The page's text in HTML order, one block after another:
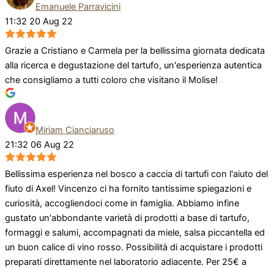
Emanuele Parravicini
11:32 20 Aug 22
Grazie a Cristiano e Carmela per la bellissima giornata dedicata
alla ricerca e degustazione del tartufo, un'esperienza autentica
che consigliamo a tutti coloro che visitano il Molise!
Miriam Cianciaruso
21:32 06 Aug 22
Bellissima esperienza nel bosco a caccia di tartufi con l'aiuto del
fiuto di Axel! Vincenzo ci ha fornito tantissime spiegazioni e
curiosità, accogliendoci come in famiglia. Abbiamo infine
gustato un'abbondante varietà di prodotti a base di tartufo,
formaggi e salumi, accompagnati da miele, salsa piccantella ed
un buon calice di vino rosso. Possibilità di acquistare i prodotti
preparati direttamente nel laboratorio adiacente. Per 25€ a